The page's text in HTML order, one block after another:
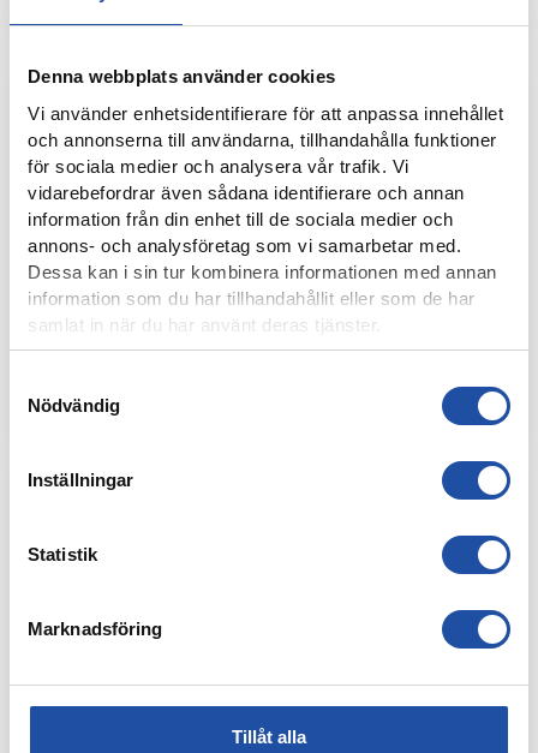
Denna webbplats använder cookies
Vi använder enhetsidentifierare för att anpassa innehållet
och annonserna till användarna, tillhandahålla funktioner
för sociala medier och analysera vår trafik. Vi
vidarebefordrar även sådana identifierare och annan
information från din enhet till de sociala medier och
annons- och analysföretag som vi samarbetar med.
Dessa kan i sin tur kombinera informationen med annan
information som du har tillhandahållit eller som de har
samlat in när du har använt deras tjänster.
Nödvändig
Inställningar
Statistik
Marknadsföring
Tillåt alla
VARANDRA”